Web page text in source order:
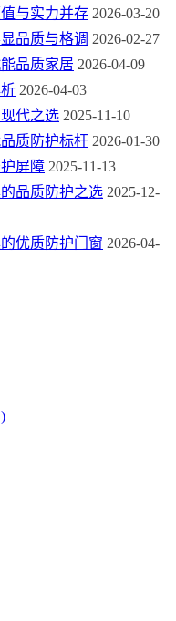
与实力并存 2026-03-20
品质与格调 2026-02-27
品质家居 2026-04-09
2026-04-03
代之选 2025-11-10
质防护标杆 2026-01-30
屏障 2025-11-13
品质防护之选 2025-12-
优质防护门窗 2026-04-